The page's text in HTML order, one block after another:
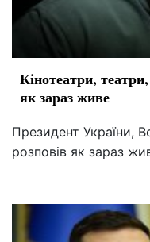
Кінотеатри,
як зараз живе
Президент України,
розповів як зараз